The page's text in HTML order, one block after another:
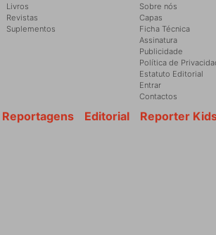
Sobre nós
Capas
Ficha Técnica
Assinatura
Publicidade
Política de
Estatuto Editorial
Entrar
Contactos
Livros
Revistas
Suplementos
Reporter
Editorial
Reportagens